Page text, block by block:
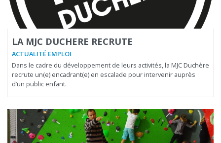
LA MJC DUCHERE RECRUTE
ACTUALITÉ EMPLOI
Dans le cadre du développement de leurs activités, la MJC Duchère
recrute un(e) encadrant(e) en escalade pour intervenir auprès
d’un public enfant.